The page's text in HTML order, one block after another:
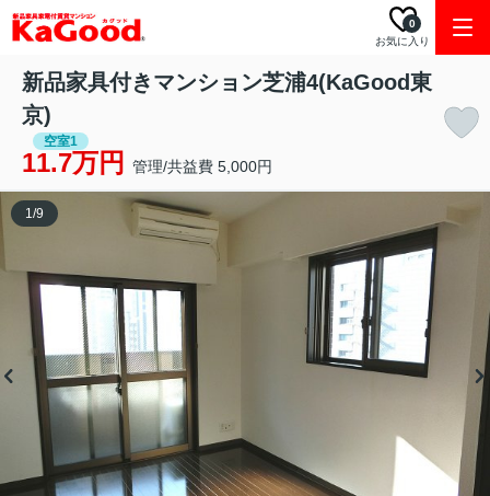
お気に入り
0
新品家具付きマンション芝浦4(KaGood東
京)
空室1
11.7万円 管理/共益費 5,000円
1/9